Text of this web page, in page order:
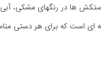
ها در رنگهای مشکی،
ای است که برای هر دستی